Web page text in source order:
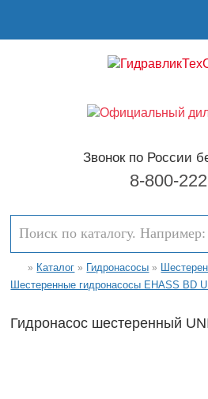
Звонок по России
8-800-
» Каталог » Гидронасосы »
Шестеренные гидронасосы EHASS BD
Гидронасос шестеренный